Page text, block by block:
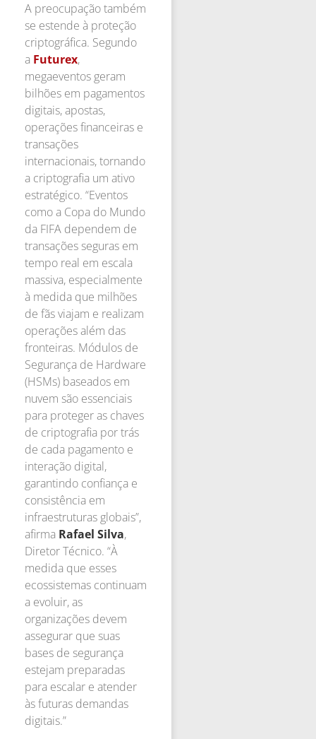
A preocupação também
se estende à proteção
criptográfica. Segundo
a Futurex,
megaeventos geram
bilhões em pagamentos
digitais, apostas,
operações financeiras e
transações
internacionais, tornando
a criptografia um ativo
estratégico. “Eventos
como a Copa do Mundo
da FIFA dependem de
transações seguras em
tempo real em escala
massiva, especialmente
à medida que milhões
de fãs viajam e realizam
operações além das
fronteiras. Módulos de
Segurança de Hardware
(HSMs) baseados em
nuvem são essenciais
para proteger as chaves
de criptografia por trás
de cada pagamento e
interação digital,
garantindo confiança e
consistência em
infraestruturas globais”,
afirma Rafael Silva,
Diretor Técnico. “À
medida que esses
ecossistemas continuam
a evoluir, as
organizações devem
assegurar que suas
bases de segurança
estejam preparadas
para escalar e atender
às futuras demandas
digitais.”